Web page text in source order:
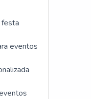
festa
eventos